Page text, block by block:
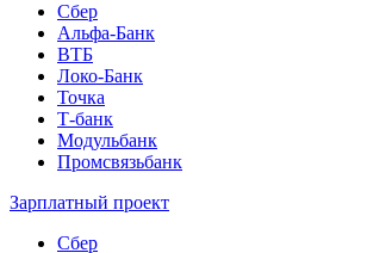
Сбер
Альфа-Банк
ВТБ
Локо-Банк
Точка
Т-банк
Модульбанк
Промсвязьбанк
Зарплатный проект
Сбер